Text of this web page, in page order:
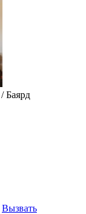
/ Баярд
Вызвать